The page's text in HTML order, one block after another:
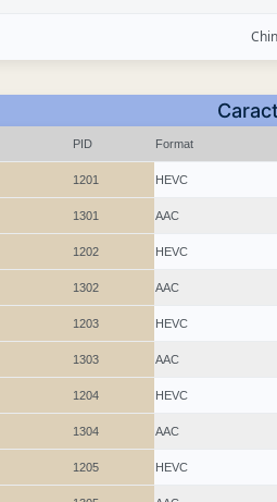
PID Format
1201 HEVC
1301 AAC
1202 HEVC
1302 AAC
1203 HEVC
1303 AAC
1204 HEVC
1304 AAC
1205 HEVC